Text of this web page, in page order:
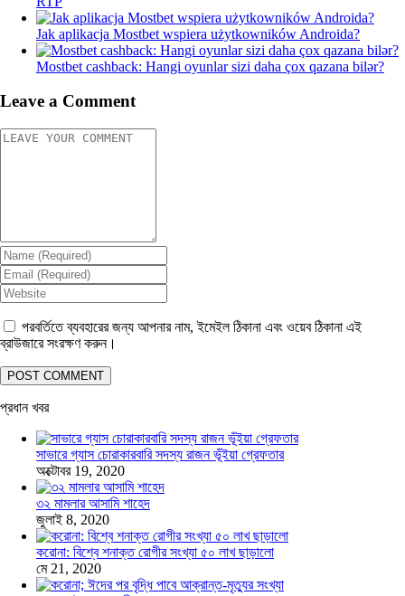
Jak aplikacja Mostbet wspiera użytkowników Androida?
Mostbet cashback: Hangi oyunlar sizi daha çox qazana bilər?
Leave a Comment
পরবর্তিতে ব্যবহারের জন্য আপনার নাম, ইমেইল ঠিকানা এবং ওয়েব ঠিকানা এই
ব্রাউজারে সংরক্ষণ করুন।
প্রধান খবর
সাভারে গ্যাস চোরাকারবারি সদস্য রাজন ভূঁইয়া গ্রেফতার
অক্টোবর 19, 2020
৩২ মামলার আসামি শাহেদ
জুলাই 8, 2020
করোনা: বিশ্বে শনাক্ত রোগীর সংখ্যা ৫০ লাখ ছাড়ালো
মে 21, 2020